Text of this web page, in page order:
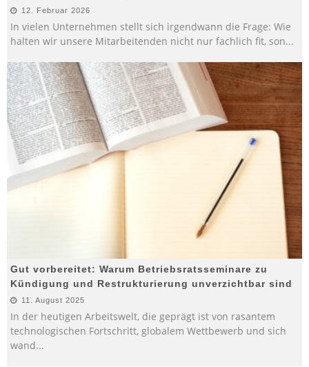
12. Februar 2026
In vielen Unternehmen stellt sich irgendwann die Frage: Wie
halten wir unsere Mitarbeitenden nicht nur fachlich fit, son...
Gut vorbereitet: Warum Betriebsratsseminare zu
Kündigung und Restrukturierung unverzichtbar sind
11. August 2025
In der heutigen Arbeitswelt, die geprägt ist von rasantem
technologischen Fortschritt, globalem Wettbewerb und sich
wand...